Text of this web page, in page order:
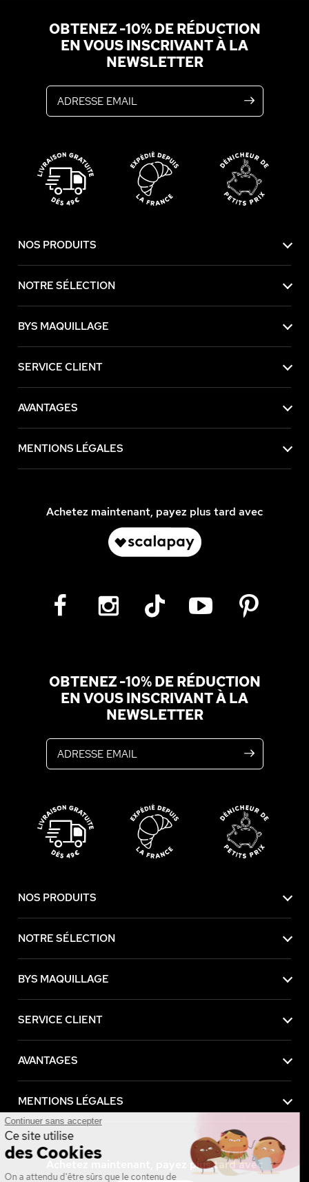
OBTENEZ -10% DE RÉDUCTION
EN VOUS INSCRIVANT À LA
NEWSLETTER
NOS PRODUITS
NOTRE SÉLECTION
BYS MAQUILLAGE
SERVICE CLIENT
AVANTAGES
MENTIONS LÉGALES
Achetez maintenant, payez plus tard avec
OBTENEZ -10% DE RÉDUCTION
EN VOUS INSCRIVANT À LA
NEWSLETTER
NOS PRODUITS
NOTRE SÉLECTION
BYS MAQUILLAGE
SERVICE CLIENT
AVANTAGES
MENTIONS LÉGALES
Achetez maintenant, payez plus tard avec
Continuer sans accepter
Ce site utilise
des Cookies
On a attendu d'être sûrs que le contenu de